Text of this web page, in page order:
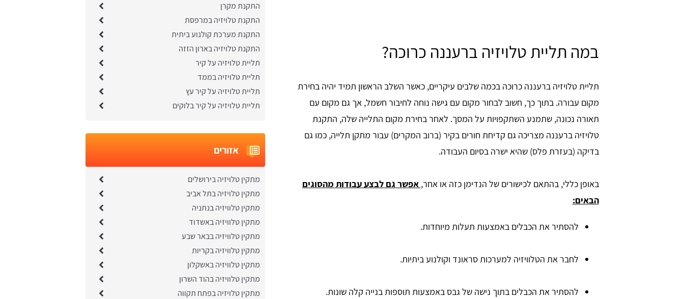
במה תליית טלויזיה ברעננה כרוכה?
תליית טלויזיה ברעננה כרוכה בכמה שלבים עיקריים, כאשר השלב הראשון תמיד יהיה בחירת
מקום עבורה. בתוך כך, חשוב לבחור מקום עם גישה נוחה לחיבור חשמל, אך גם מקום עם
תאורה נכונה, שתמנע השתקפויות על המסך. לאחר בחירת מקום התלייה שלה, התקנת
טלויזיה ברעננה מצריכה גם קדיחת חורים בקיר (ברוב המקרים) עבור מתקן תלייה, כמו גם
בדיקה (בעזרת פלס) שהיא ישרה בסיום העבודה.
באופן כללי, בהתאם לכישורים של הנדימן כזה או אחר, אפשר גם לבצע עבודות מהסוגים
הבאים:
להסתיר את הכבלים באמצעות תעלות מיוחדות.
לחבר את הטלוויזיה למערכות סראונד וקולנוע ביתיות.
להסתיר את הכבלים בתוך נישה של גבס באמצעות תוספות בנייה קלה שונות.
התקנת מקרן
התקנת טלויזיה במרפסת
התקנת מערכת קולנוע ביתית
התקנת טלויזיה בארון הזזה
תליית טלויזיה על קיר
תליית טלויזיה בממד
תליית טלויזיה על קיר עץ
תליית טלויזיה על קיר בלוקים
אזורים
מתקין טלויזיה בירושלים
מתקין טלויזיה בתל אביב
מתקין טלוויזיה בנתניה
מתקין טלוויזיה באשדוד
מתקין טלוויזיה בבאר שבע
מתקין טלוויזיה בקריות
מתקין טלוויזיה באשקלון
מתקין טלוויזיה בהוד השרון
מתקין טלויזיה בפתח תקווה